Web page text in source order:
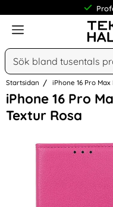
Meny
Sök
Startsidan iPhone 16 Pro
iPhone 16 Pro
Textur Rosa
Hoppa
över
Bilder